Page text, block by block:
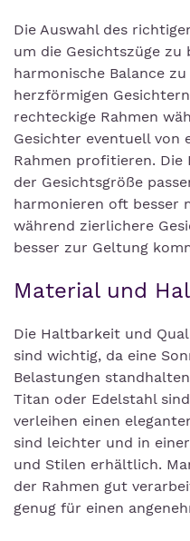
Die Auswahl des
um die Gesichtszüge zu
harmonische Balance
herzförmigen
rechteckige Rahmen
Gesichter eventuell von
Rahmen profitieren. Die
der Gesichtsgröße
harmonieren oft besser
während zierlichere
besser zur Geltung
Material und
Die Haltbarkeit und
sind wichtig, da eine
Belastungen
Titan oder Edelstahl
verleihen einen
sind leichter und in
und Stilen erhältlich.
der Rahmen gut
genug für einen